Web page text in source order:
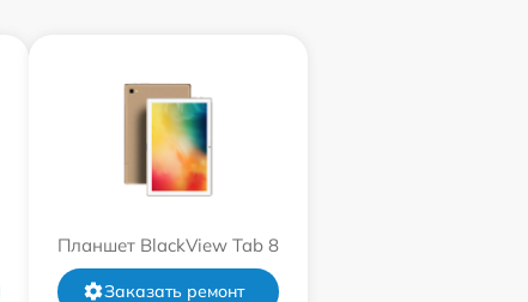
Планшет BlackView Tab 8
Заказать ремонт